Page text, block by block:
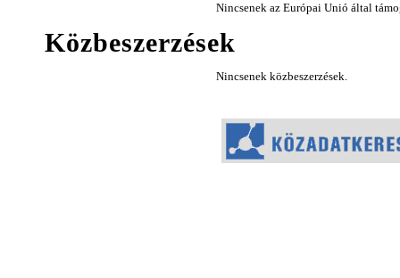
Nincsenek az Európai Unió által
Közbeszerzések
Nincsenek közbeszerzések.